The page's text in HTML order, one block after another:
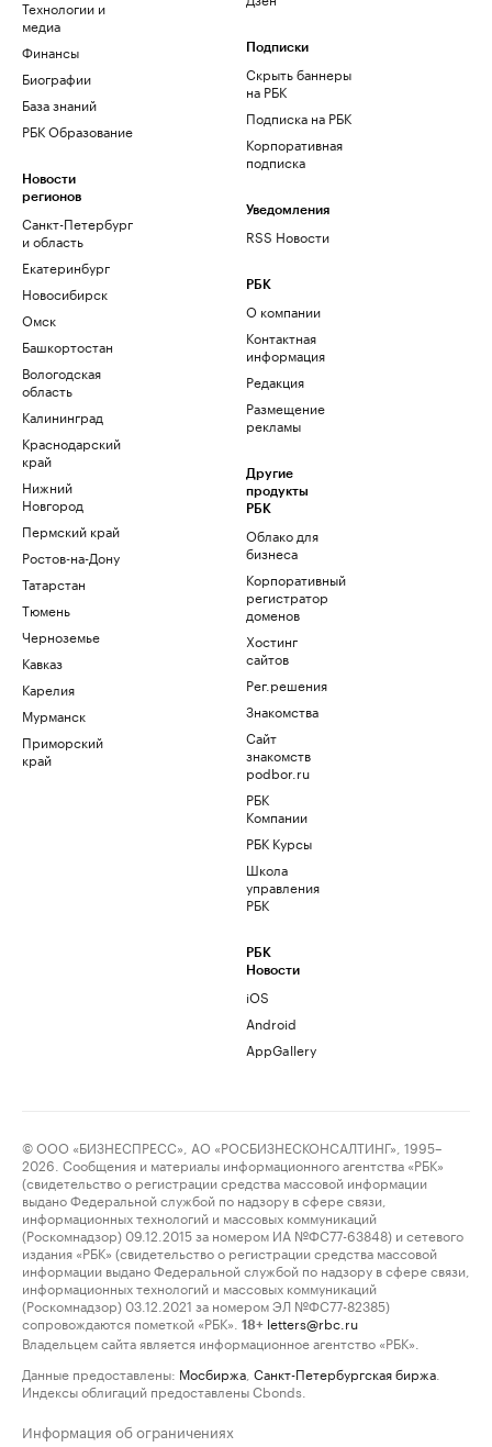
Технологии и
медиа
Финансы
Биографии
База знаний
РБК Образование
Новости
регионов
Санкт-Петербург
и область
Екатеринбург
Новосибирск
Омск
Башкортостан
Вологодская
область
Калининград
Краснодарский
край
Нижний
Новгород
Пермский край
Ростов-на-Дону
Татарстан
Тюмень
Черноземье
Кавказ
Карелия
Мурманск
Приморский
край
Подписки
Скрыть баннеры
на РБК
Подписка на РБК
Корпоративная
подписка
Уведомления
RSS Новости
РБК
О компании
Контактная
информация
Редакция
Размещение
рекламы
Другие
продукты
РБК
Облако для
бизнеса
Корпоративный
регистратор
доменов
Хостинг
сайтов
Рег.решения
Знакомства
Сайт
знакомств
podbor.ru
РБК
Компании
РБК Курсы
Школа
управления
РБК
РБК
Новости
iOS
Android
AppGallery
© ООО «БИЗНЕСПРЕСС», АО «РОСБИЗНЕСКОНСАЛТИНГ», 1995–
2026. Сообщения и материалы информационного агентства «РБК»
(свидетельство о регистрации средства массовой информации
выдано Федеральной службой по надзору в сфере связи,
информационных технологий и массовых коммуникаций
(Роскомнадзор) 09.12.2015 за номером ИА №ФС77-63848) и сетевого
издания «РБК» (свидетельство о регистрации средства массовой
информации выдано Федеральной службой по надзору в сфере связи,
информационных технологий и массовых коммуникаций
(Роскомнадзор) 03.12.2021 за номером ЭЛ №ФС77-82385)
сопровождаются пометкой «РБК».
18+ letters@rbc.ru
Владельцем сайта является информационное агентство «РБК».
Данные предоставлены: Мосбиржа Санкт-Петербургская биржа
Индексы облигаций предоставлены Cbonds.
Информация об ограничениях